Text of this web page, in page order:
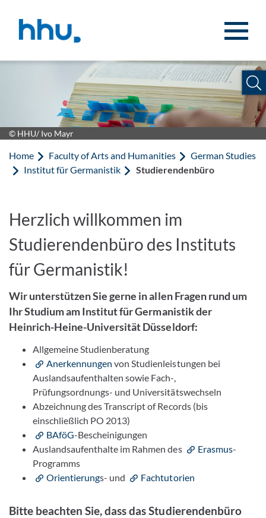
© HHU/ Ivo Mayr
Home Faculty of Arts and Humanities
German Studies
Institut für Germanistik
Studierendenbüro
Herzlich willkommen im
Studierendenbüro des Instituts
für Germanistik!
Wir unterstützen Sie gerne in allen Fragen rund um
Ihr Studium am Institut für Germanistik der
Heinrich-Heine-Universität Düsseldorf:
Allgemeine Studienberatung
Anerkennungen von Studienleistungen bei
Auslandsaufenthalten sowie Fach-,
Prüfungsordnungs- und Universitätswechseln
Abzeichnung des Transcript of Records (bis
einschließlich PO 2013)
BAföG-Bescheinigungen
Auslandsaufenthalte im Rahmen des
Erasmus-
Programms
Orientierungs- und Fachtutorien
Bitte beachten Sie, dass das Studierendenbüro